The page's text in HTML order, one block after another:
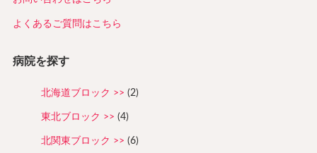
よくあるご質問はこちら
病院を探す
北海道ブロック (2)
東北ブロック (4)
北関東ブロック (6)